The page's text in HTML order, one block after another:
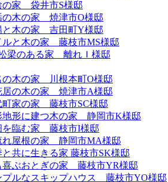
の家 袋井市S様邸
の木の家 焼津市O様邸
と木の家 吉田町Y様邸
ルと木の家 藤枝市MS様邸
梁のある家 離れＩ様邸
の木の家 川根本町O様邸
居の木の家 焼津市A様邸
町家の家 藤枝市SC様邸
地形に建つ木の家 静岡市K様邸
を臨む家 藤枝市I様邸
れ屋根の家 静岡市MA様邸
と共に生きる家 藤枝市SK様邸
喜ぶおとぎの家 藤枝市YR様邸
プルなスキップハウス 藤枝市YO様邸